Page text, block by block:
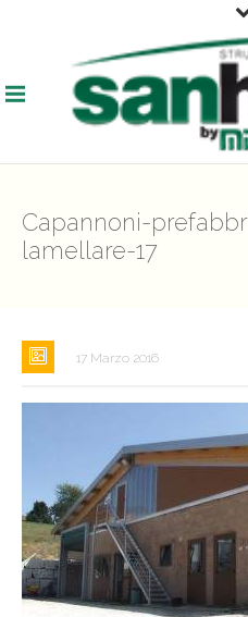
Capannoni-
lamellare-17
17 Marzo 2016